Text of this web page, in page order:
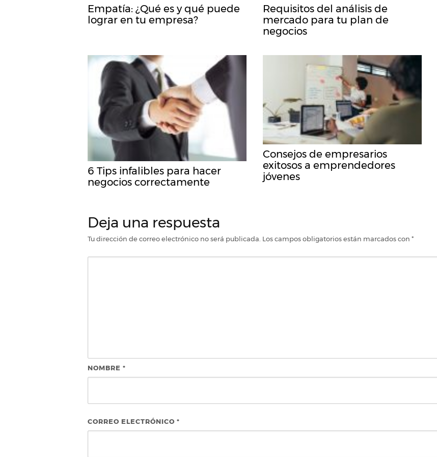
Empatía: ¿Qué es y qué puede
lograr en tu empresa?
Requisitos del análisis de
mercado para tu plan de
negocios
6 Tips infalibles para hacer
negocios correctamente
Consejos de empresarios
exitosos a emprendedores
jóvenes
Deja una respuesta
Tu dirección de correo electrónico no será publicada. Los campos obligatorios están marcados con *
NOMBRE *
CORREO ELECTRÓNICO *